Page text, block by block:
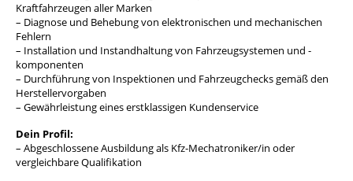
Kraftfahrzeugen aller Marken
– Diagnose und Behebung von elektronischen und mechanischen
Fehlern
– Installation und Instandhaltung von Fahrzeugsystemen und -
komponenten
– Durchführung von Inspektionen und Fahrzeugchecks gemäß den
Herstellervorgaben
– Gewährleistung eines erstklassigen Kundenservice
Dein Profil:
– Abgeschlossene Ausbildung als Kfz-Mechatroniker/in oder
vergleichbare Qualifikation